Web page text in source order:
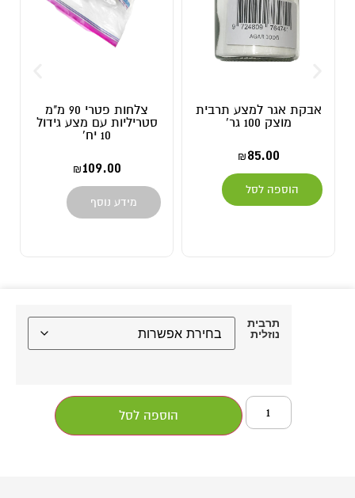
אבקת אגר למצע תרבית
מוצק 100 גר'
₪85.00
הוספה לסל
צלחות פטרי 90 מ"מ
סטריליות עם מצע גידול
10 יח'
₪109.00
מידע נוסף
תרבית
נוזלית
הוספה לסל